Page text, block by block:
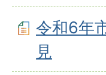
令和6年
見